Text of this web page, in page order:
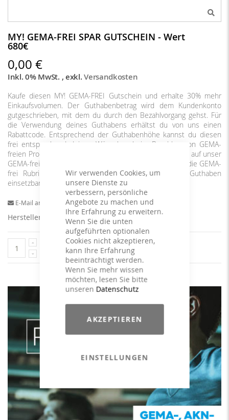
Wir verwenden Cookies, um
unsere Dienste zu
verbessern, persönliche
Angebote zu machen und
Ihre Erfahrung zu erweitern.
Wenn Sie die unten
aufgeführten optionalen
Cookies nicht akzeptieren,
kann Ihre Erfahrung
beeinträchtigt werden.
Wenn Sie mehr wissen
möchten, lesen Sie bitte
unseren Datenschutz
AKZEPTIEREN
EINSTELLUNGEN
MY! GEMA-FREI SPAR GUTSCHEIN - Wert
680€
0,00 €
Inkl. 0% MwSt. ,exkl.Versandkosten
Kaufe diesen MY! GEMA-FREI Gutschein und erhalte 30% mehr
Einkaufsvolumen. Der Guthabenbetrag wird dem Kundenkonto
gutgeschrieben, mit dem du durch den Bezahlvorgang gehst. Für
die Verwendung deines Guthabens erhältst du von uns einen
Rabattcode. Entsprechend der Guthabenhöhe kannst du diesen
frei entsprechend deinen Wünschen beim Bezahlen von GEMA-
freien Produkten aus unserem Repertoire nutzen. Achte auf unser
GEMA-frei Zeichen in den Produktansichten oder nutze die GEMA-
frei Rubrik, um zu wissen, für welche Artikel das Guthaben
einsetzbar ist.
E-Mail an einen Freund
Herstellerangaben
In den Warenkorb